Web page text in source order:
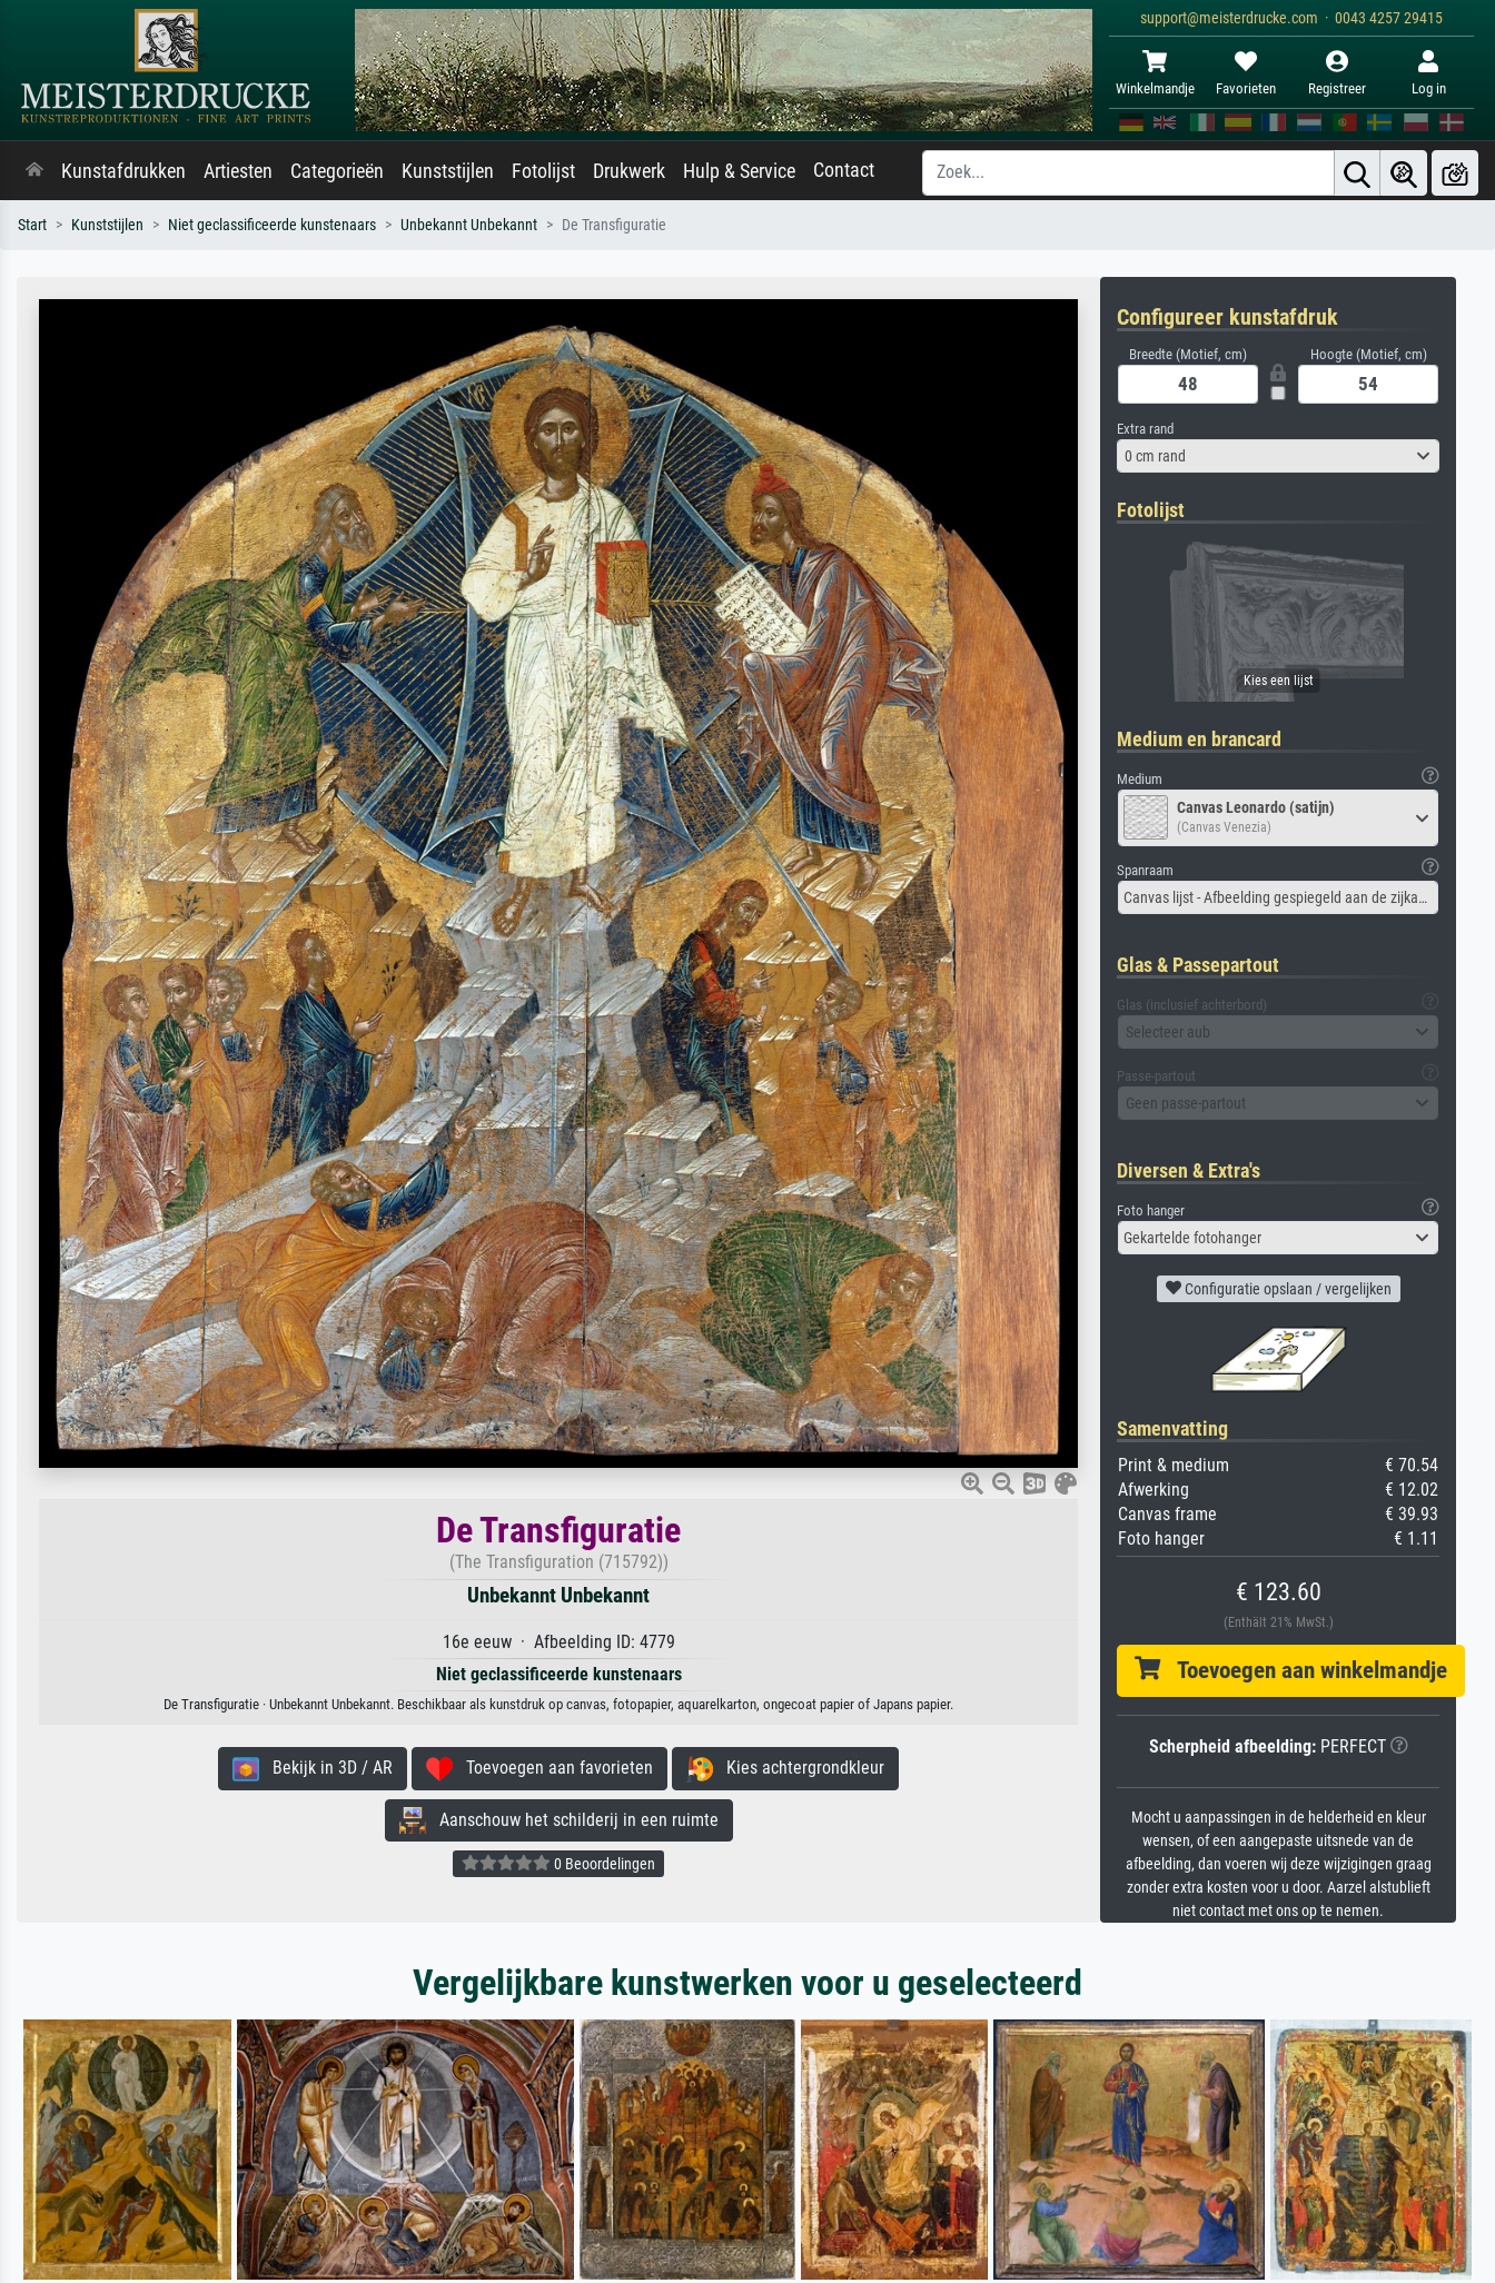
support@meisterdrucke.com · 0043 4257 29415
Winkelmandje Favorieten Registreer Log in
Kunstafdrukken Artiesten Categorieën Kunststijlen Fotolijst Drukwerk Hulp & Service Contact
Start Kunststijlen Niet geclassificeerde kunstenaars Unbekannt Unbekannt De Transfiguratie
De Transfiguratie
(The Transfiguration (715792))
Unbekannt Unbekannt
16e eeuw · Afbeelding ID: 4779
Niet geclassificeerde kunstenaars
De Transfiguratie · Unbekannt Unbekannt. Beschikbaar als kunstdruk op canvas, fotopapier, aquarelkarton, ongecoat papier of Japans papier.
Bekijk in 3D / AR Toevoegen aan favorieten Kies achtergrondkleur
Aanschouw het schilderij in een ruimte
0 Beoordelingen
Configureer kunstafdruk
Breedte (Motief, cm) Hoogte (Motief, cm)
Extra rand
0 cm rand
Fotolijst
Medium en brancard
Medium
Canvas Leonardo (satijn)
(Canvas Venezia)
Spanraam
Canvas lijst - Afbeelding gespiegeld aan de zijkant
Glas & Passepartout
Glas (inclusief achterbord)
Selecteer aub
Passe-partout
Geen passe-partout
Diversen & Extra's
Foto hanger
Gekartelde fotohanger
Configuratie opslaan / vergelijken
Samenvatting
Print & medium
€ 70.54
Afwerking
€ 12.02
Canvas frame
€ 39.93
Foto hanger
€ 1.11
€ 123.60
(Enthält 21% MwSt.)
Toevoegen aan winkelmandje
Scherpheid afbeelding:PERFECT
Mocht u aanpassingen in de helderheid en kleur
wensen, of een aangepaste uitsnede van de
afbeelding, dan voeren wij deze wijzigingen graag
zonder extra kosten voor u door. Aarzel alstublieft
niet contact met ons op te nemen.
Vergelijkbare kunstwerken voor u geselecteerd